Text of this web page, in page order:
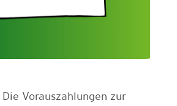
Die Vorauszahlungen zur